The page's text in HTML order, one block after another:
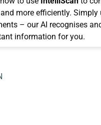
more efficiently. Simply
– our AI recognises
information for you.